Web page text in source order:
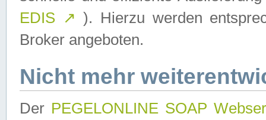
EDIS ↗ ). Hierzu werden
Broker angeboten.
Nicht mehr
Der PEGELONLINE SOAP